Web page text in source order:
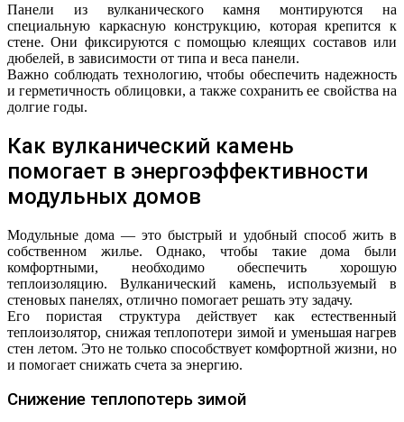
Панели из вулканического камня монтируются на
специальную каркасную конструкцию, которая крепится к
стене. Они фиксируются с помощью клеящих составов или
дюбелей, в зависимости от типа и веса панели.
Важно соблюдать технологию, чтобы обеспечить надежность
и герметичность облицовки, а также сохранить ее свойства на
долгие годы.
Как вулканический камень
помогает в энергоэффективности
модульных домов
Модульные дома — это быстрый и удобный способ жить в
собственном жилье. Однако, чтобы такие дома были
комфортными, необходимо обеспечить хорошую
теплоизоляцию. Вулканический камень, используемый в
стеновых панелях, отлично помогает решать эту задачу.
Его пористая структура действует как естественный
теплоизолятор, снижая теплопотери зимой и уменьшая нагрев
стен летом. Это не только способствует комфортной жизни, но
и помогает снижать счета за энергию.
Снижение теплопотерь зимой